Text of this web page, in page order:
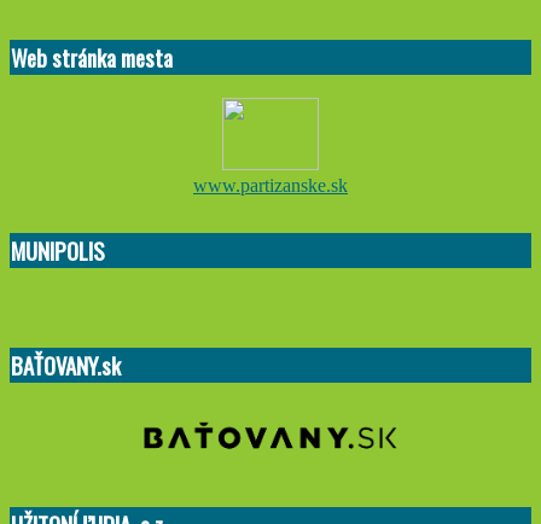
07-
01
Web stránka mesta
www.partizanske.sk
MUNIPOLIS
BAŤOVANY.sk